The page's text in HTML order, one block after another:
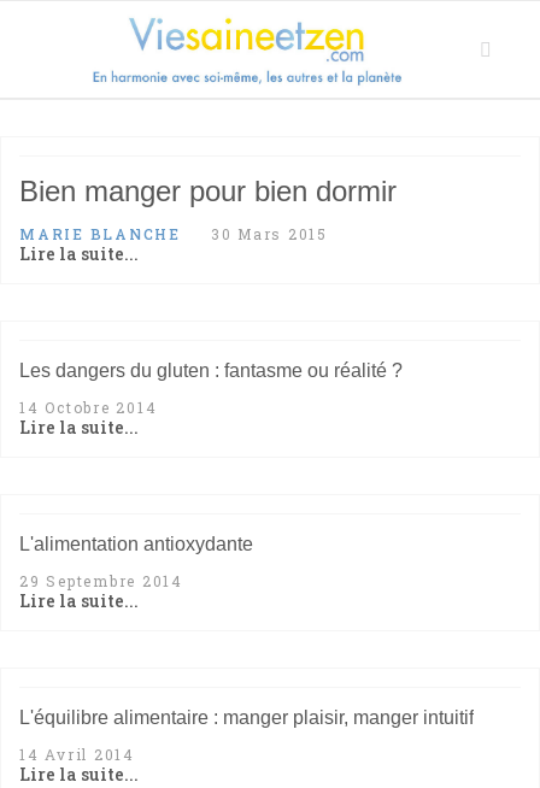
Bien manger pour bien dormir
MARIE BLANCHE 30 Mars 2015
Lire la suite...
Les dangers du gluten : fantasme ou réalité ?
14 Octobre 2014
Lire la suite...
L'alimentation antioxydante
29 Septembre 2014
Lire la suite...
L'équilibre alimentaire : manger plaisir, manger intuitif
14 Avril 2014
Lire la suite...